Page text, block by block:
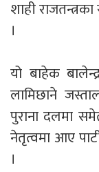
शाही
।
यो बाहेक
लामिछाने
पुराना दलमा
नेतृत्वमा आए
।